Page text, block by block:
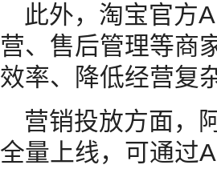
此外，淘宝官方
营、售后管理等商
效率、降低经营复
营销投放方面，
全量上线，可通过